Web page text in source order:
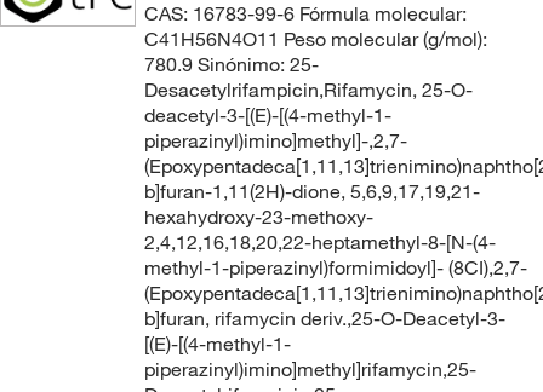
CAS: 16783-99-6 Fórmula molecular:
C41H56N4O11 Peso molecular (g/mol):
780.9 Sinónimo: 25-
Desacetylrifampicin,Rifamycin, 25-O-
deacetyl-3-[(E)-[(4-methyl-1-
piperazinyl)imino]methyl]-,2,7-
b]furan-1,11(2H)-dione, 5,6,9,17,19,21-
hexahydroxy-23-methoxy-
2,4,12,16,18,20,22-heptamethyl-8-[N-(4-
methyl-1-piperazinyl)formimidoyl]- (8CI),2,7-
b]furan, rifamycin deriv.,25-O-Deacetyl-3-
[(E)-[(4-methyl-1-
piperazinyl)imino]methyl]rifamycin,25-